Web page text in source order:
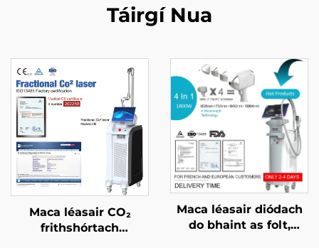
Táirgí Nua
Maca léasair CO₂
frithshórtach
Maca léasair diódach
do bhaint as folt,